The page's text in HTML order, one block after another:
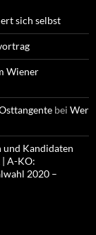
sich selbst
Wiener
bei Wer
und Kandidaten
A-KO:
2020 –